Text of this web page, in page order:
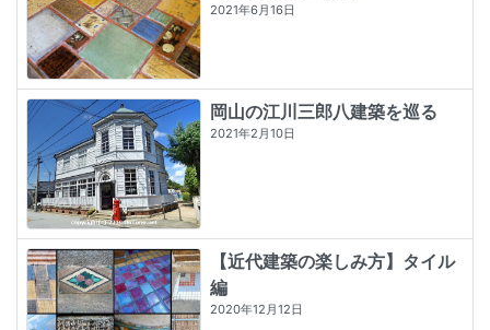
2021年6月16日
岡山の江川三郎八建築を巡る
2021年2月10日
【近代建築の楽しみ方】タイル
編
2020年12月12日